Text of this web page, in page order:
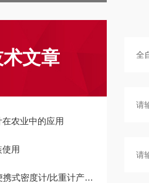
文章
农业中的应用
使用
式密度计/比重计产品介绍